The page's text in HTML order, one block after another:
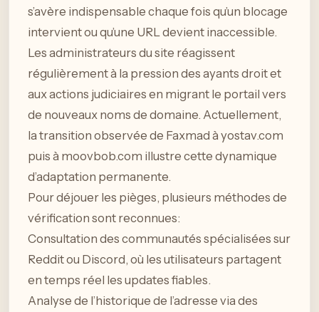
s’avère indispensable chaque fois qu’un blocage
intervient ou qu’une URL devient inaccessible.
Les administrateurs du site réagissent
régulièrement à la pression des ayants droit et
aux actions judiciaires en migrant le portail vers
de nouveaux noms de domaine. Actuellement,
la transition observée de Faxmad à yostav.com
puis à moovbob.com illustre cette dynamique
d’adaptation permanente.
Pour déjouer les pièges, plusieurs méthodes de
vérification sont reconnues:
Consultation des communautés spécialisées sur
Reddit ou Discord, où les utilisateurs partagent
en temps réel les updates fiables.
Analyse de l’historique de l’adresse via des